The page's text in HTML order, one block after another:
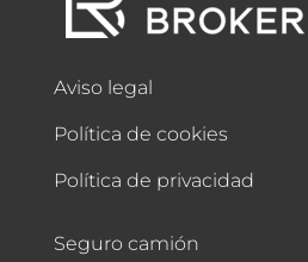
Aviso legal
Política de cookies
Política de privacidad
Seguro camión